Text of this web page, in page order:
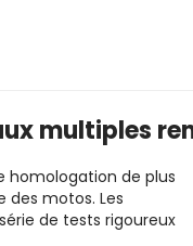
multiples
homologation de plus
des motos. Les
de tests rigoureux